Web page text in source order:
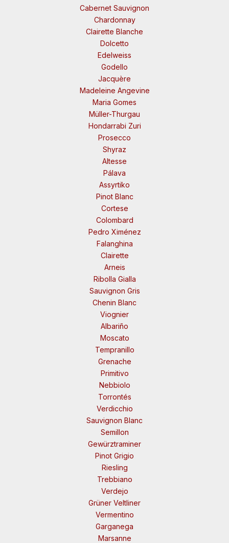
Cabernet Sauvignon
Chardonnay
Clairette Blanche
Dolcetto
Edelweiss
Godello
Jacquère
Madeleine Angevine
Maria Gomes
Müller-Thurgau
Hondarrabi Zuri
Prosecco
Shyraz
Altesse
Pálava
Assyrtiko
Pinot Blanc
Cortese
Colombard
Pedro Ximénez
Falanghina
Clairette
Arneis
Ribolla Gialla
Sauvignon Gris
Chenin Blanc
Viognier
Albariño
Moscato
Tempranillo
Grenache
Primitivo
Nebbiolo
Torrontés
Verdicchio
Sauvignon Blanc
Semillon
Gewürztraminer
Pinot Grigio
Riesling
Trebbiano
Verdejo
Grüner Veltliner
Vermentino
Garganega
Marsanne